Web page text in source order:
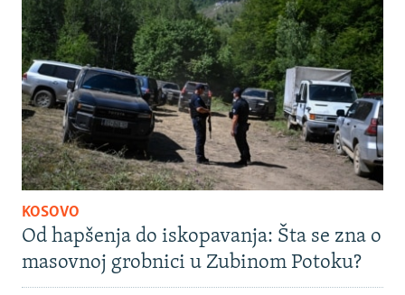
KOSOVO
Od hapšenja do iskopavanja: Šta se zna o
masovnoj grobnici u Zubinom Potoku?